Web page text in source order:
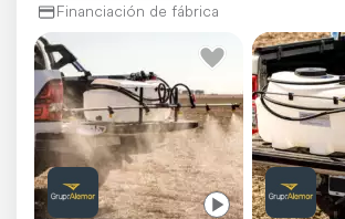
Financiación de fábrica